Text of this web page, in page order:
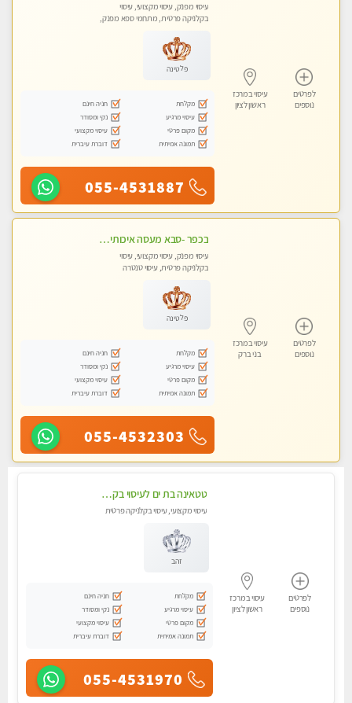
לפרטים
נוספים
עיסוי במרכז
ראשון לציון
עיסוי מפנק, עיסוי מקצועי, עיסוי
בקלניקה פרטית, מתחמי ספא מפנק,
פלטינה
מקלחת
חניה חינם
עיסוי מרגיע
נקי ומסודר
מקום פרטי
עיסוי מקצועי
תמונה אמיתית
דוברת עיברית
055-4531887
לפרטים
נוספים
עיסוי במרכז
בני ברק
בכפר -סבא מעסה איכותית מקצועית ומפנקת מאוד חדשה מעסה צעירה ואלופה לעיסוי מפנק מומלץ מאוד ....פרטי!!
עיסוי מפנק, עיסוי מקצועי, עיסוי
בקלניקה פרטית, עיסוי טנטרה
פלטינה
מקלחת
חניה חינם
עיסוי מרגיע
נקי ומסודר
מקום פרטי
עיסוי מקצועי
תמונה אמיתית
דוברת עיברית
055-4532303
לפרטים
נוספים
עיסוי במרכז
ראשון לציון
טטאינה בת ים לעיסוי בקליניקה מפוארת פרטית מקצועי - עיסוי שוודי וספורטיבי 0543577687
עיסוי מקצועי, עיסוי בקלניקה פרטית
זהב
מקלחת
חניה חינם
עיסוי מרגיע
נקי ומסודר
מקום פרטי
עיסוי מקצועי
תמונה אמיתית
דוברת עיברית
055-4531970